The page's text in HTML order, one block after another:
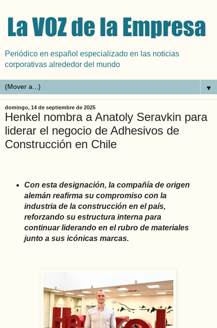
Periódico en español especializado en las noticias
corporativas alrededor del mundo
▼
domingo, 14 de septiembre de 2025
Henkel nombra a Anatoly Seravkin para
liderar el negocio de Adhesivos de
Construcción en Chile
Con esta designación, la compañía de origen
alemán reafirma su compromiso con la
industria de la construcción en el país,
reforzando su estructura interna para
continuar liderando en el rubro de materiales
junto a sus icónicas marcas.